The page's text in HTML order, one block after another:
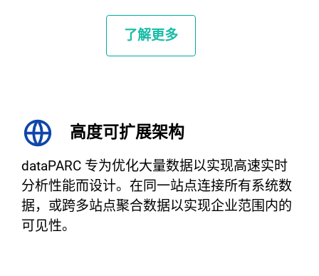
了解更多
高度可扩展架构
dataPARC 专为优化大量数据以实现高速实时
分析性能而设计。在同一站点连接所有系统数
据，或跨多站点聚合数据以实现企业范围内的
可见性。